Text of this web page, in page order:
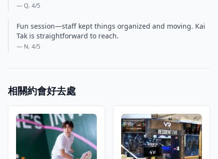
— Q. 4/5
Fun session—staff kept things organized and moving. Kai
Tak is straightforward to reach.
— N. 4/5
相關約會好去處